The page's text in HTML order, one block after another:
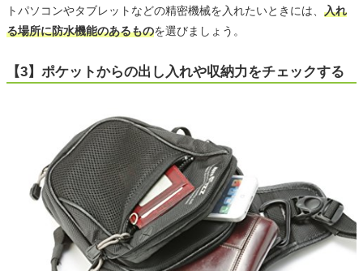
トパソコンやタブレットなどの精密機械を入れたいときには、 入れ
る場所に防水機能のあるものを選びましょう。
【3】ポケットからの出し入れや収納力をチェックする